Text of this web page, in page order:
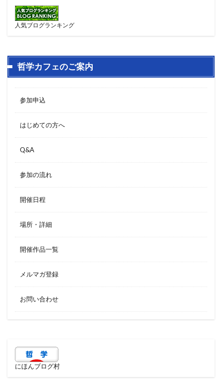
人気ブログランキング
哲学カフェのご案内
参加申込
はじめての方へ
Q&A
参加の流れ
開催日程
場所・詳細
開催作品一覧
メルマガ登録
お問い合わせ
にほんブログ村